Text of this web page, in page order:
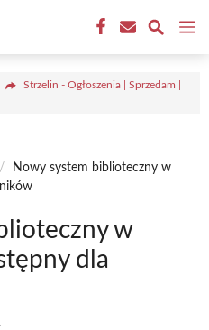
Strzelin - Ogłoszenia | Sprzedam |
/
Nowy system biblioteczny w
w
dla